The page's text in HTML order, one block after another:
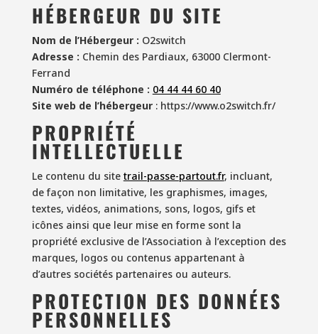
HÉBERGEUR DU SITE
Nom de l’Hébergeur : O2switch
Adresse : Chemin des Pardiaux, 63000 Clermont-
Ferrand
Numéro de téléphone : 04 44 44 60 40
Site web de l’hébergeur: https://www.o2switch.fr/
PROPRIÉTÉ
INTELLECTUELLE
Le contenu du site trail-passe-partout.fr, incluant,
de façon non limitative, les graphismes, images,
textes, vidéos, animations, sons, logos, gifs et
icônes ainsi que leur mise en forme sont la
propriété exclusive de l’Association à l’exception des
marques, logos ou contenus appartenant à
d’autres sociétés partenaires ou auteurs.
PROTECTION DES DONNÉES
PERSONNELLES